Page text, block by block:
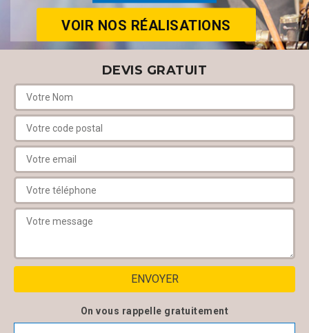
VOIR NOS RÉALISATIONS
DEVIS GRATUIT
On vous rappelle gratuitement